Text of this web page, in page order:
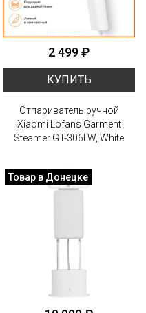
2 499 ₽
КУПИТЬ
Отпариватель ручной
Xiaomi Lofans Garment
Steamer GT-306LW, White
Товар в Донецке